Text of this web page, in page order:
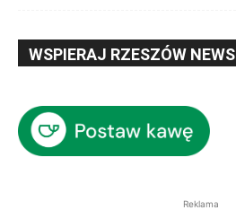
WSPIERAJ RZESZÓW NEWS
Reklama